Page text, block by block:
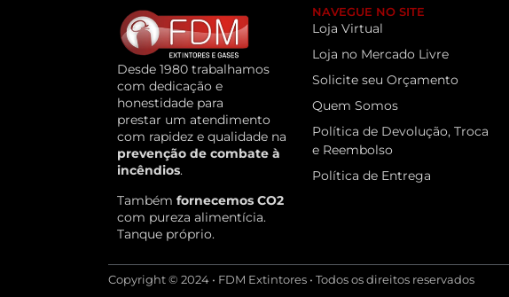
Desde 1980 trabalhamos
com dedicação e
honestidade para
prestar um atendimento
com rapidez e qualidade na
prevenção de combate à
incêndios.
Também fornecemos CO2
com pureza alimentícia.
Tanque próprio.
NAVEGUE NO SITE
Loja Virtual
Loja no Mercado Livre
Solicite seu Orçamento
Quem Somos
Política de Devolução, Troca
e Reembolso
Política de Entrega
Copyright © 2024 • FDM Extintores • Todos os direitos reservados